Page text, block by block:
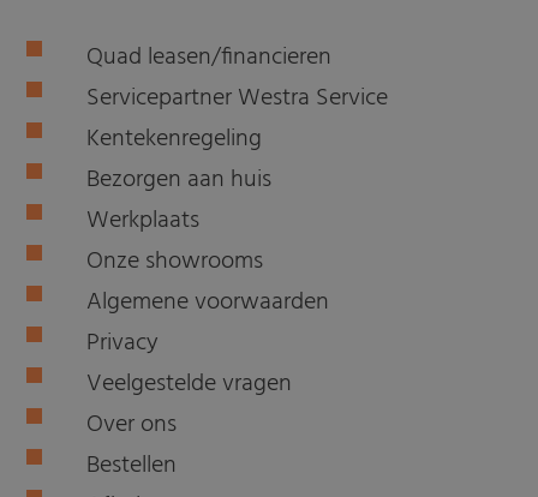
Quad leasen/financieren
Servicepartner Westra Service
Kentekenregeling
Bezorgen aan huis
Werkplaats
Onze showrooms
Algemene voorwaarden
Privacy
Veelgestelde vragen
Over ons
Bestellen